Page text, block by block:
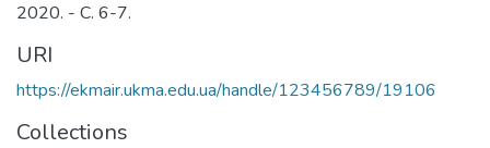
2020. - C. 6-7.
URI
https://ekmair.ukma.edu.ua/handle/123456789/19106
Collections